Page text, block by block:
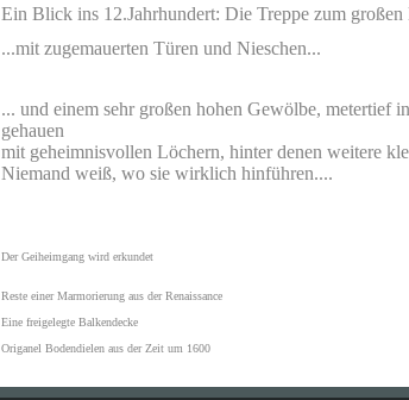
Ein Blick ins 12.Jahrhundert: Die Treppe zum
...mit zugemauerten Türen und Nieschen...
... und einem sehr großen hohen Gewölbe, metertief
gehauen
mit geheimnisvollen Löchern, hinter denen weitere
Niemand weiß, wo sie wirklich hinführen....
Der Geiheimgang wird erkundet
Reste einer Marmorierung aus der Renaissance
Eine freigelegte Balkendecke
Origanel Bodendielen aus der Zeit um 1600